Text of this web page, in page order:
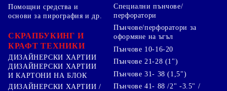
Помощни средства и
основи за пирография и др.
СКРАПБУКИНГ И
КРАФТ ТЕХНИКИ
ДИЗАЙНЕРСКИ ХАРТИИ
ДИЗАЙНЕРСКИ ХАРТИИ
И КАРТОНИ НА БЛОК
ДИЗАЙНЕРСКИ ХАРТИИ /
Специални пънчове/
перфоратори
Пънчове/перфоратори за
оформяне на ъгъл
Пънчове 10-16-20
Пънчове 21-28 (1")
Пънчове 31- 38 (1,5")
Пънчове 41- 88 /2" -3.5" /